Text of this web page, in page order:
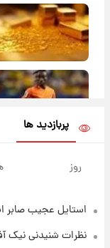
پربازدید ها
روز
استایل عجیب صابر
نظرات شنیدنی نیک